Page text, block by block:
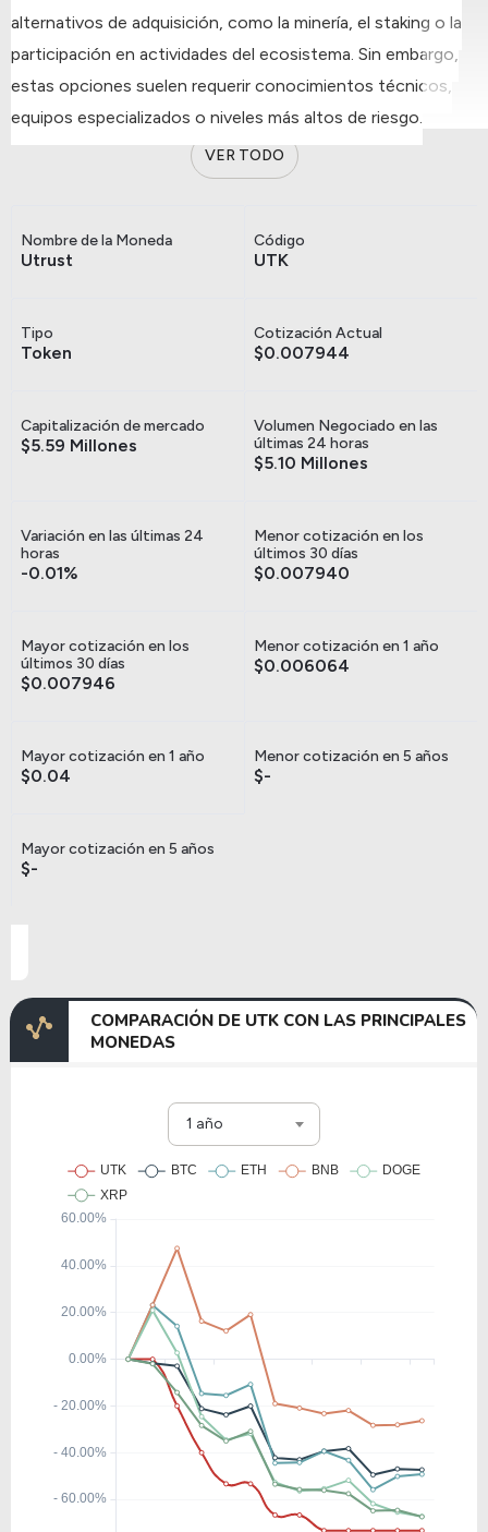
alternativos de adquisición, como la minería, el staking o la
participación en actividades del ecosistema. Sin embargo,
estas opciones suelen requerir conocimientos técnicos,
equipos especializados o niveles más altos de riesgo.
VER TODO
Nombre de la Moneda
Utrust
Código
UTK
Tipo
Token
Cotización Actual
$0.007944
Capitalización de mercado
$5.59 Millones
Volumen Negociado en las
últimas 24 horas
$5.10 Millones
Variación en las últimas 24
horas
-0.01%
Menor cotización en los
últimos 30 días
$0.007940
Mayor cotización en los
últimos 30 días
$0.007946
Menor cotización en 1 año
$0.006064
Mayor cotización en 1 año
$0.04
Menor cotización en 5 años
$-
Mayor cotización en 5 años
$-
COMPARACIÓN DE UTK CON LAS PRINCIPALES
MONEDAS
1 año